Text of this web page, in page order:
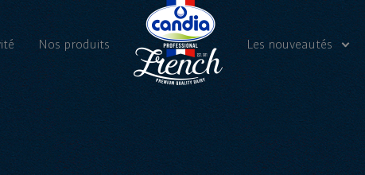
Nos produits Les nouveautés
Nos actualités
Vidéos